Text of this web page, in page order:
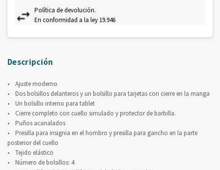
Política de devolución.
En conformidad a la ley 19.946
Descripción
• Ajuste moderno
• Dos bolsillos delanteros y un bolsillo para tarjetas con cierre en la manga
• Un bolsillo interno para tablet
• Cierre completo con cuello simulado y protector de barbilla.
• Puños acanalados
• Presilla para insignia en el hombro y presilla para gancho en la parte
posterior del cuello
• Tejido elástico
• Número de bolsillos: 4